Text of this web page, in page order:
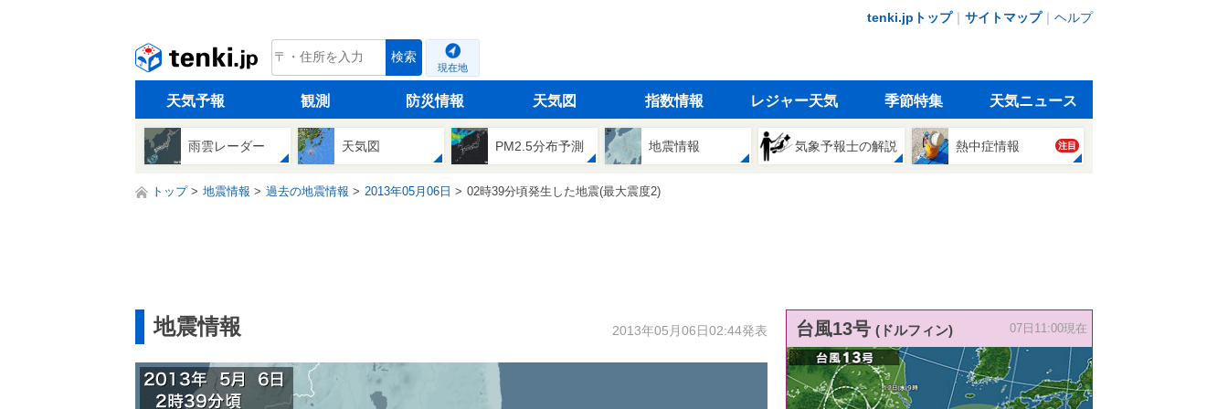
tenki.jpトップ｜ サイトマップ｜ ヘルプ
tenki.jp 検索
現在地
天気予報 観測 防災情報 天気図 指数情報 レジャー天気 季節特集 天気ニュース
雨雲レーダー 天気図 PM2.5分布予測 地震情報 気象予報士の解説 熱中症情報 注目
トップ 地震情報 過去の地震情報 2013年05月06日 02時39分頃発生した地震(最大震度2)
地震情報 2013年05月06日02:44発表 台風13号 (ドルフィン) 07日11:00現在